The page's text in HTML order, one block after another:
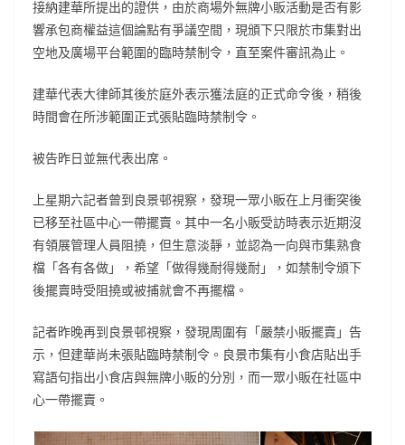
接納建華所提出的證供，由於商場外無牌小販活動是否有影
響承包商權益這個論點有爭議空間，現頒下只限於市集對出
空地及廣場平台範圍的臨時禁制令，直至案件審訊為止。
建華代表大律師其後於庭外表示獲法庭的正式命令後，稍後
時間會在所涉範圍正式張貼臨時禁制令。
被告昨日並無代表出席。
上星期六記者曾到良景邨視察，發現一眾小販在上月衝突後
已移至社區中心一帶擺賣。其中一名小販受訪時表示近期沒
有領展管理人員阻撓，但生意淡靜，並認為一向與市集熟食
檔「各有各做」，希望「做得幾耐得幾耐」，如禁制令頒下
後擺賣時受阻撓或被捕就會不再擺檔。
記者昨晚再到良景邨視察，發現周圍有「嚴禁小販擺賣」告
示，但建華尚未張貼臨時禁制令。良景市集有小食店貼出手
寫語句指出小食店與無牌小販的分別，而一眾小販在社區中
心一帶擺賣。